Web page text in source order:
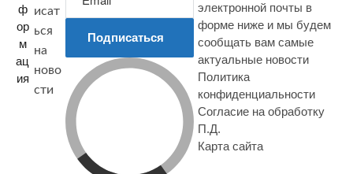
ф
ор
м
ац
ия
исат
ься
на
ново
сти
Подписаться
электронной почты в
форме ниже и мы будем
сообщать вам самые
актуальные новости
Политика
конфиденциальности
Согласие на обработку
П.Д.
Карта сайта